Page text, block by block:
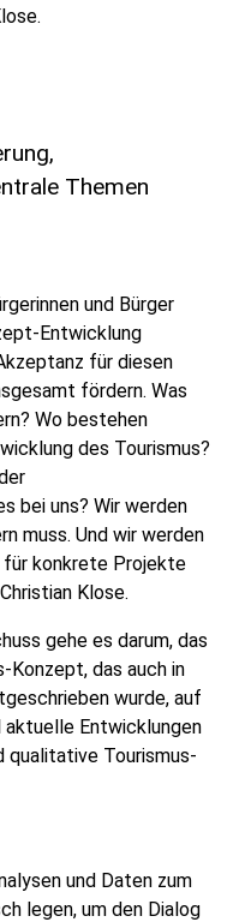
Themen
und Bürger
Entwicklung
für diesen
fördern. Was
Wo bestehen
des Tourismus?
bei uns? Wir werden
muss. Und wir werden
für konkrete Projekte
Klose.
gehe es darum, das
Konzept, das auch in
wurde, auf
aktuelle Entwicklungen
qualitative Tourismus-
und Daten zum
legen, um den Dialog